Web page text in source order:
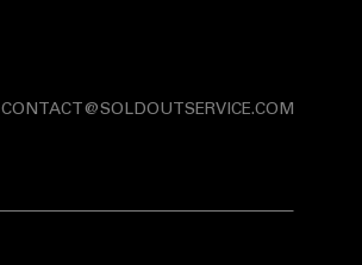
CONTACT@SOLDOUTSERVICE.COM